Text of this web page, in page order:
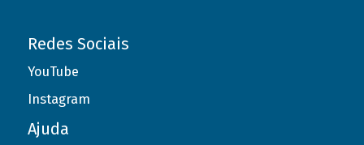
Redes Sociais
YouTube
Instagram
Ajuda